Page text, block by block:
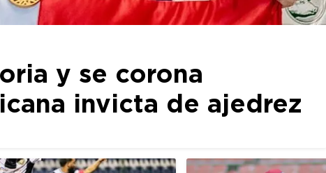
y se corona
invicta de ajedrez